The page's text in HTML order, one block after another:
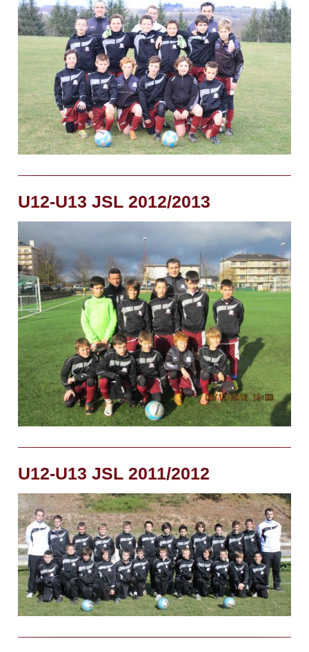
U12-U13 JSL 2012/2013
U12-U13 JSL 2011/2012